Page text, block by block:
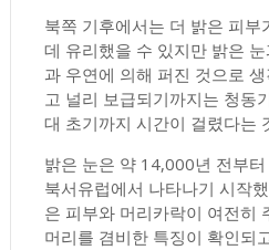
북쪽 기후에서는 더 밝은 피부
데 유리했을 수 있지만 밝은
과 우연에 의해 퍼진 것으로
고 널리 보급되기까지는 청동
대 초기까지 시간이 걸렸다는
밝은 눈은 약 14,000년 전부
북서유럽에서 나타나기 시작
은 피부와 머리카락이 여전히
머리를 겸비한 특징이 확인되